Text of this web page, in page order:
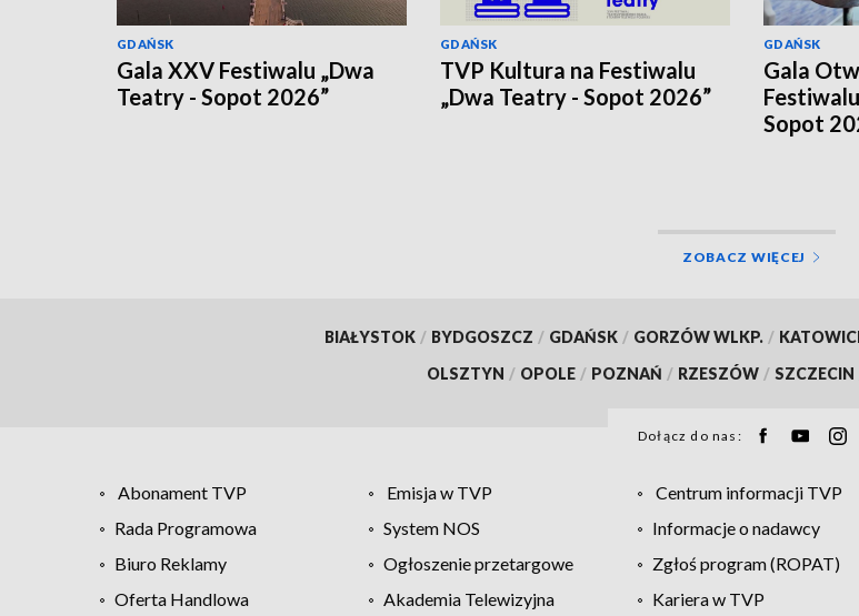
GDAŃSK
Gala XXV Festiwalu „Dwa
Teatry - Sopot 2026”
GDAŃSK
TVP Kultura na Festiwalu
„Dwa Teatry - Sopot 2026”
GDAŃSK
Gala
Sopot
ZOBACZ WIĘCEJ
BIAŁYSTOK / BYDGOSZCZ / GDAŃSK / GORZÓW WLKP. /
OLSZTYN / OPOLE / POZNAŃ / RZESZÓW / SZCZECIN
Dołącz do nas:
Abonament TVP Emisja w TVP Centrum informacji TVP
Rada Programowa
System NOS Informacje o nadawcy
Biuro Reklamy
Ogłoszenie przetargowe Zgłoś program (ROPAT)
Oferta Handlowa
Akademia Telewizyjna Kariera w TVP